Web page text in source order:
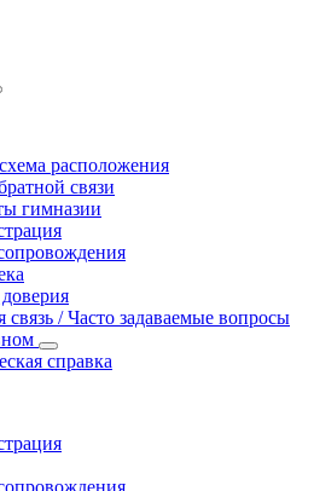
расположения
связи
гимназии
связь / Часто задаваемые вопросы
справка